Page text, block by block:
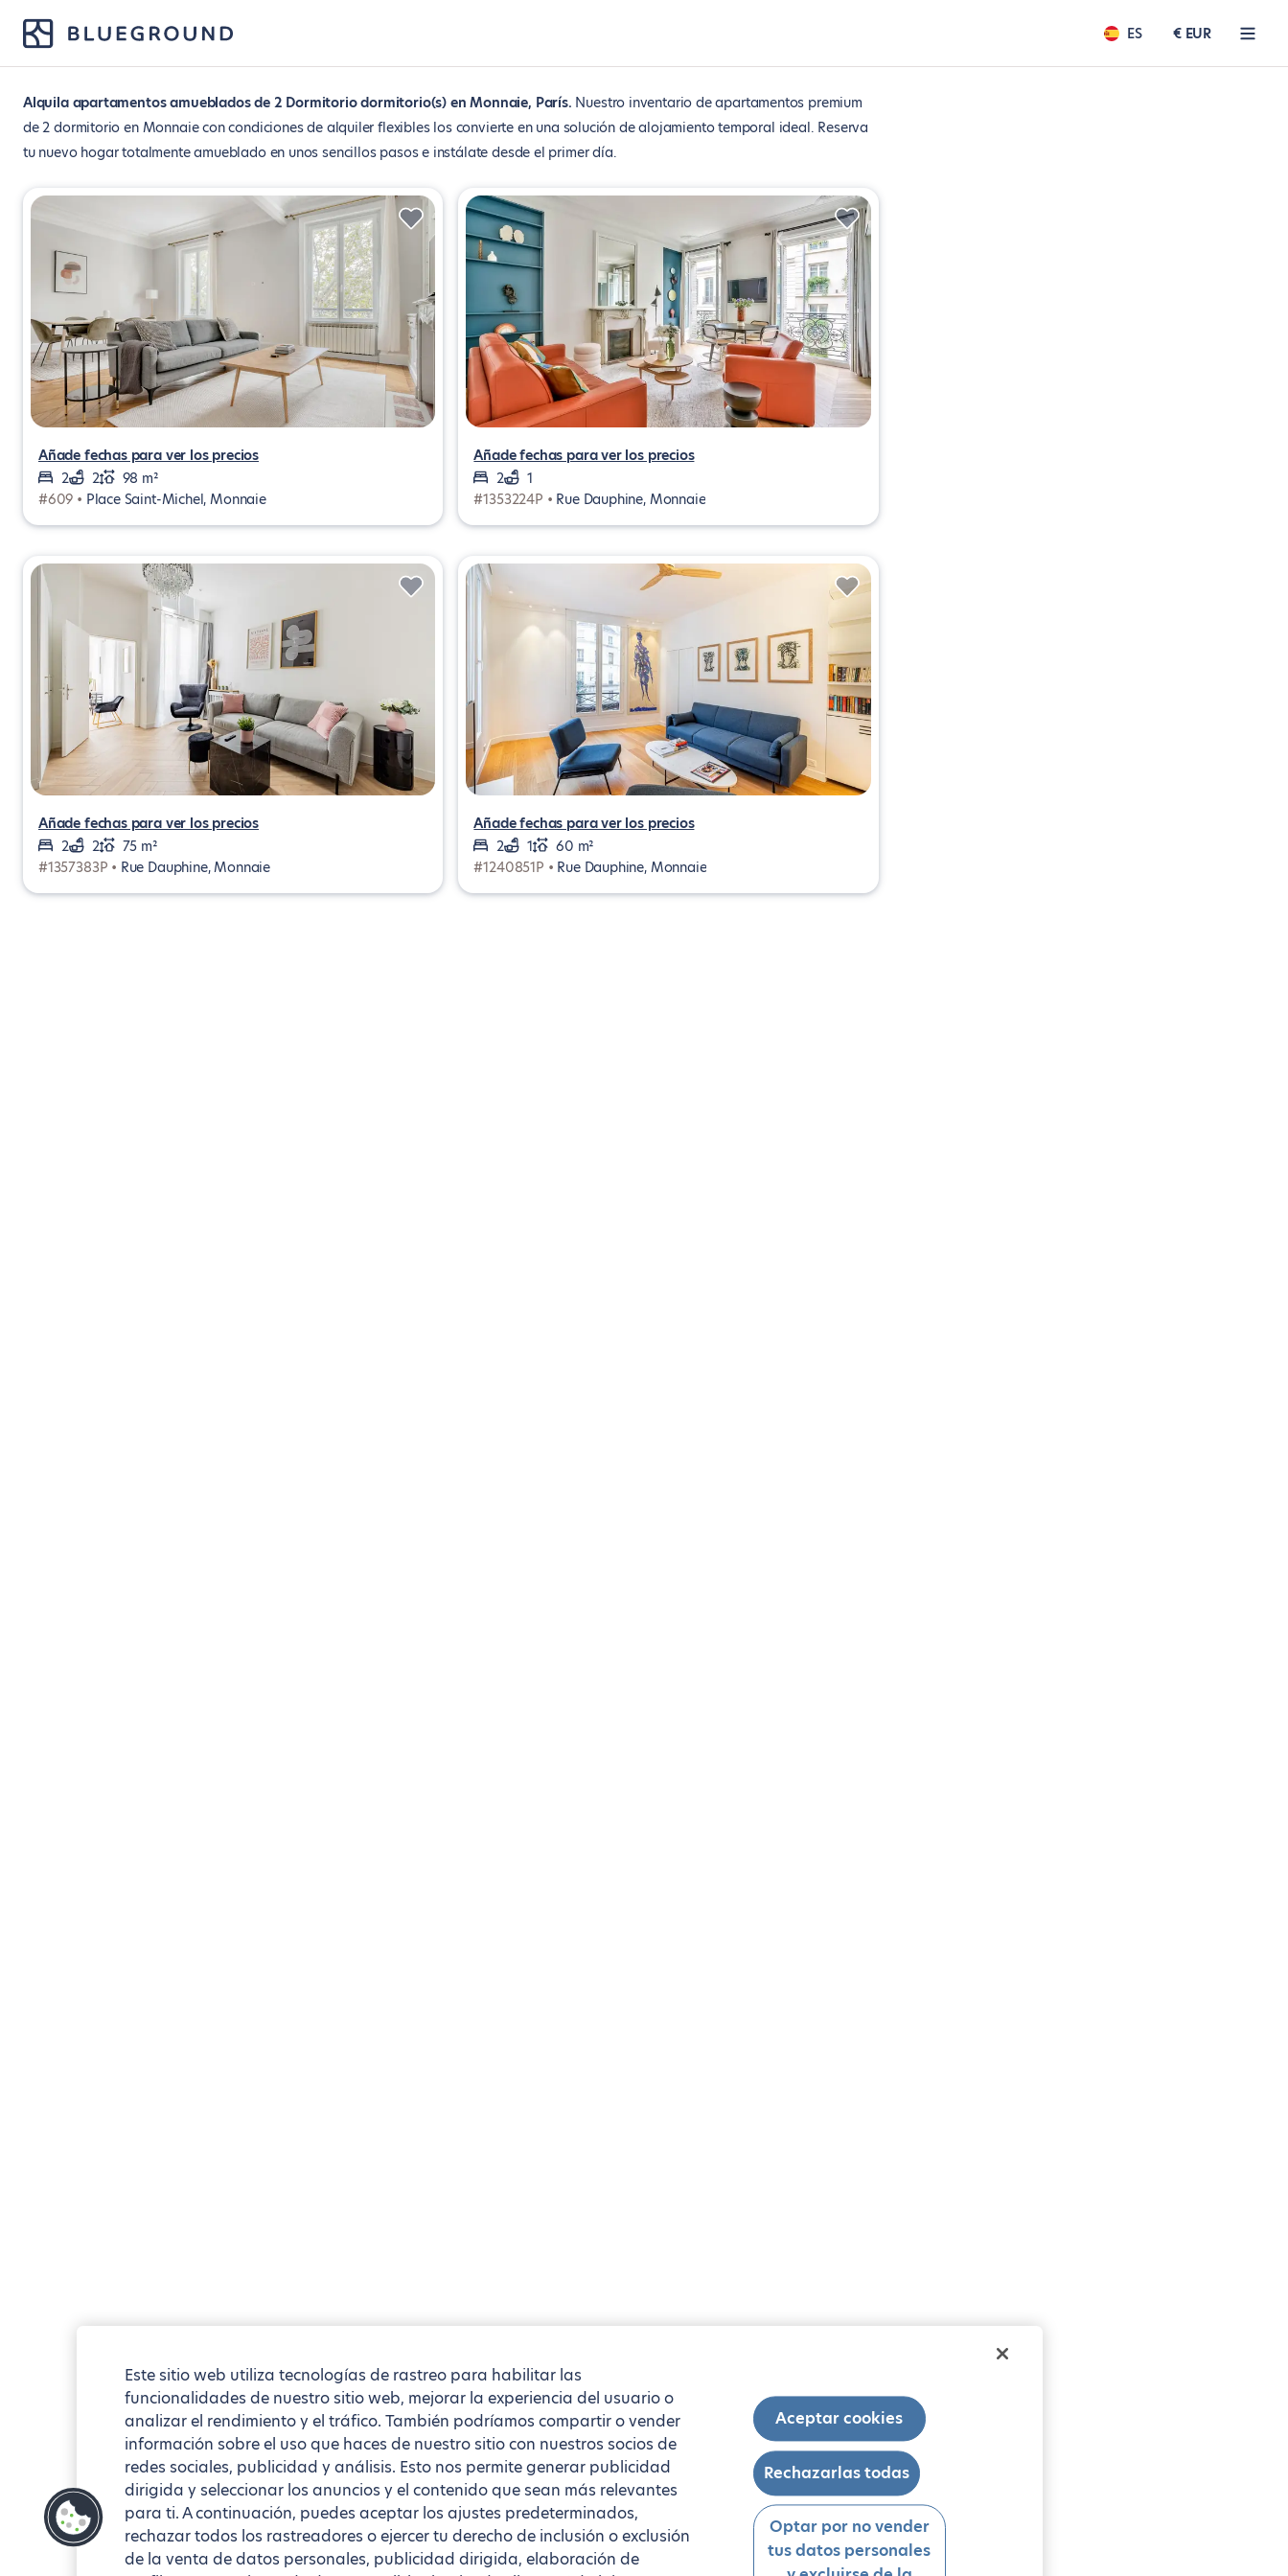
ES € EUR
Alquila apartamentos amueblados de 2 Dormitorio dormitorio(s) en Monnaie, París Nuestro inventario de apartamentos premium
de 2 dormitorio en Monnaie con condiciones de alquiler flexibles los convierte en una solución de alojamiento temporal ideal. Reserva
tu nuevo hogar totalmente amueblado en unos sencillos pasos e instálate desde el primer día.
Añade fechas para ver los precios
2
2
98 m²
#609 • Place Saint-Michel, Monnaie
Añade fechas para ver los precios
2
1
#1353224P • Rue Dauphine, Monnaie
Añade fechas para ver los precios
2
2
75 m²
#1357383P • Rue Dauphine, Monnaie
Añade fechas para ver los precios
2
1
60 m²
#1240851P • Rue Dauphine, Monnaie
Este sitio web utiliza tecnologías de rastreo para habilitar las
funcionalidades de nuestro sitio web, mejorar la experiencia del usuario o
analizar el rendimiento y el tráfico. También podríamos compartir o vender
información sobre el uso que haces de nuestro sitio con nuestros socios de
redes sociales, publicidad y análisis. Esto nos permite generar publicidad
dirigida y seleccionar los anuncios y el contenido que sean más relevantes
para ti. A continuación, puedes aceptar los ajustes predeterminados,
rechazar todos los rastreadores o ejercer tu derecho de inclusión o exclusión
de la venta de datos personales, publicidad dirigida, elaboración de
Aceptar cookies
Rechazarlas todas
Optar por no vender
tus datos personales